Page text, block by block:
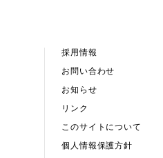
採用情報
お問い合わせ
お知らせ
リンク
このサイトについて
個人情報保護方針